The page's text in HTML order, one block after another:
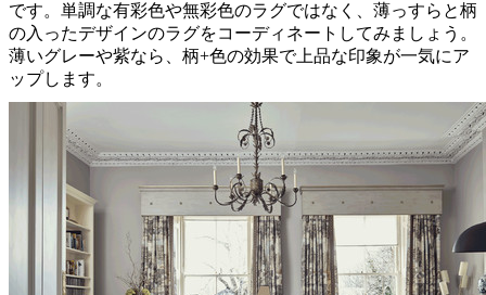
です。単調な有彩色や無彩色のラグではなく、薄っすらと柄
の入ったデザインのラグをコーディネートしてみましょう。
薄いグレーや紫なら、柄+色の効果で上品な印象が一気にア
ップします。